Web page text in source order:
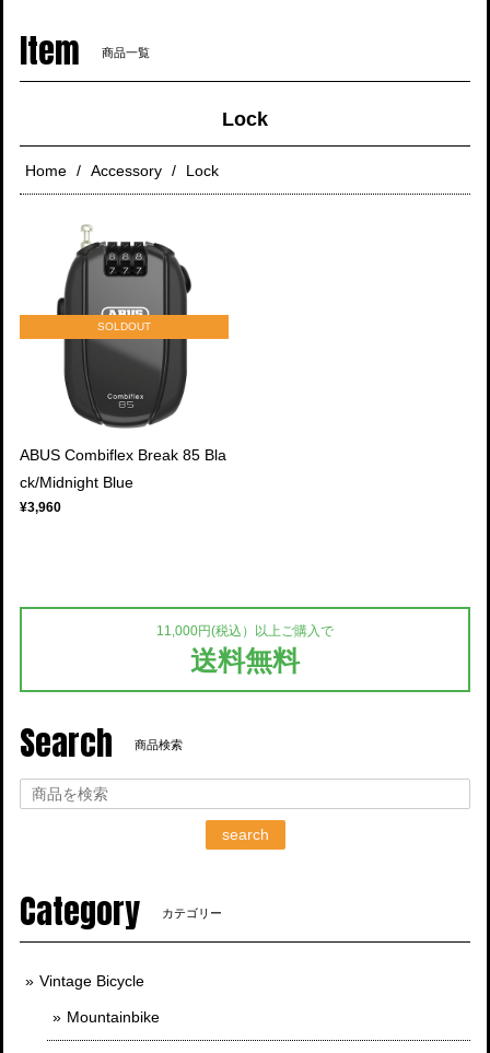
Item 商品一覧
Lock
Home Accessory Lock
SOLDOUT
ABUS Combiflex Break 85 Bla
ck/Midnight Blue
¥3,960
11,000円(税込）以上ご購入で
送料無料
Search 商品検索
search
Category カテゴリー
Vintage Bicycle
Mountainbike